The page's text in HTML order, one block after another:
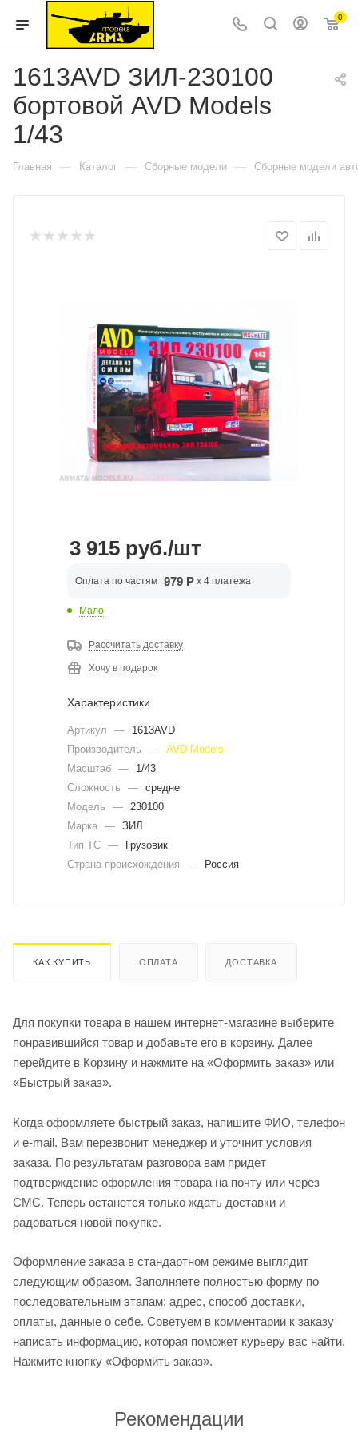
0
1613AVD ЗИЛ-230100
бортовой AVD Models
1/43
Главная — Каталог — Сборные модели — Сборные модели
3 915 руб./шт
Оплата по частям 979 Р x 4 платежа
Мало
Рассчитать доставку
Хочу в подарок
Характеристики
Артикул —
1613AVD
Производитель
— AVD Models
Масштаб —
1/43
Сложность
— средне
Модель
—
230100
Марка — ЗИЛ
Тип ТС —
Грузовик
Страна происхождения
— Россия
КАК КУПИТЬ ОПЛАТА ДОСТАВКА
Для покупки товара в нашем интернет-магазине выберите
понравившийся товар и добавьте его в корзину. Далее
перейдите в Корзину и нажмите на «Оформить заказ» или
«Быстрый заказ».
Когда оформляете быстрый заказ, напишите ФИО, телефон
и e-mail. Вам перезвонит менеджер и уточнит условия
заказа. По результатам разговора вам придет
подтверждение оформления товара на почту или через
СМС. Теперь останется только ждать доставки и
радоваться новой покупке.
Оформление заказа в стандартном режиме выглядит
следующим образом. Заполняете полностью форму по
последовательным этапам: адрес, способ доставки,
оплаты, данные о себе. Советуем в комментарии к заказу
написать информацию, которая поможет курьеру вас найти.
Нажмите кнопку «Оформить заказ».
Рекомендации